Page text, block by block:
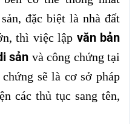
đặc biệt là nhà đất
thì việc lập văn bản
sản và công chứng tại
sẽ là cơ sở pháp
các thủ tục sang tên,